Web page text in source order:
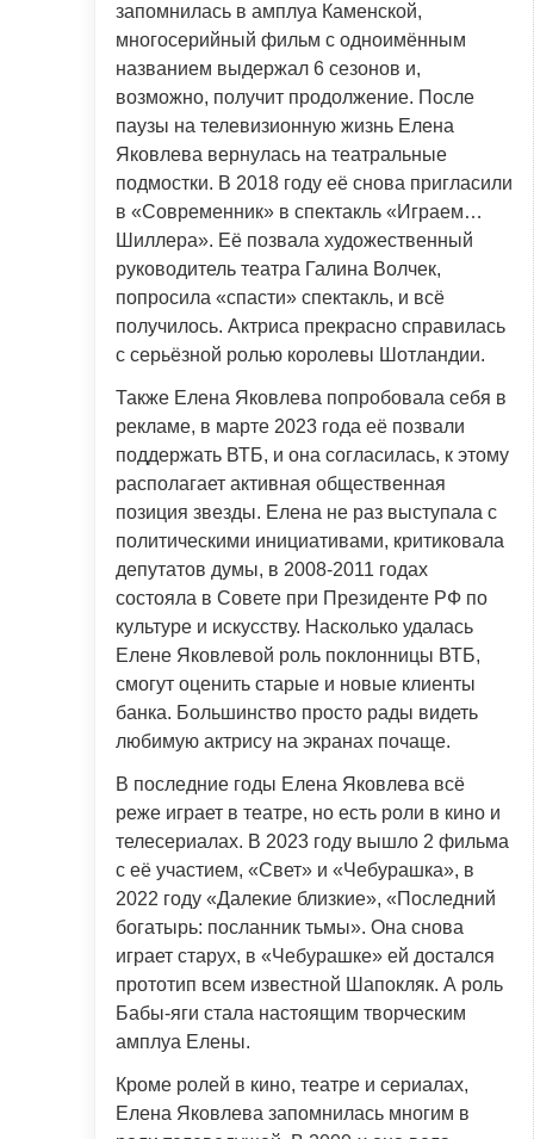
запомнилась в амплуа Каменской,
многосерийный фильм с одноимённым
названием выдержал 6 сезонов и,
возможно, получит продолжение. После
паузы на телевизионную жизнь Елена
Яковлева вернулась на театральные
подмостки. В 2018 году её снова пригласили
в «Современник» в спектакль «Играем…
Шиллера». Её позвала художественный
руководитель театра Галина Волчек,
попросила «спасти» спектакль, и всё
получилось. Актриса прекрасно справилась
с серьёзной ролью королевы Шотландии.
Также Елена Яковлева попробовала себя в
рекламе, в марте 2023 года её позвали
поддержать ВТБ, и она согласилась, к этому
располагает активная общественная
позиция звезды. Елена не раз выступала с
политическими инициативами, критиковала
депутатов думы, в 2008-2011 годах
состояла в Совете при Президенте РФ по
культуре и искусству. Насколько удалась
Елене Яковлевой роль поклонницы ВТБ,
смогут оценить старые и новые клиенты
банка. Большинство просто рады видеть
любимую актрису на экранах почаще.
В последние годы Елена Яковлева всё
реже играет в театре, но есть роли в кино и
телесериалах. В 2023 году вышло 2 фильма
с её участием, «Свет» и «Чебурашка», в
2022 году «Далекие близкие», «Последний
богатырь: посланник тьмы». Она снова
играет старух, в «Чебурашке» ей достался
прототип всем известной Шапокляк. А роль
Бабы-яги стала настоящим творческим
амплуа Елены.
Кроме ролей в кино, театре и сериалах,
Елена Яковлева запомнилась многим в